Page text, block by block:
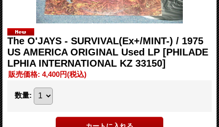
The O'JAYS - SURVIVAL(Ex+/MINT-) / 1975
US AMERICA ORIGINAL Used LP [PHILADE
LPHIA INTERNATIONAL KZ 33150]
販売価格: 4,400円(税込)
数量: